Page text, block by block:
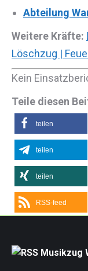
Abteilung
Weitere Kräfte:
Löschzug |
Kein
Teile diesen
teilen
teilen
teilen
RSS-feed
Musikzug